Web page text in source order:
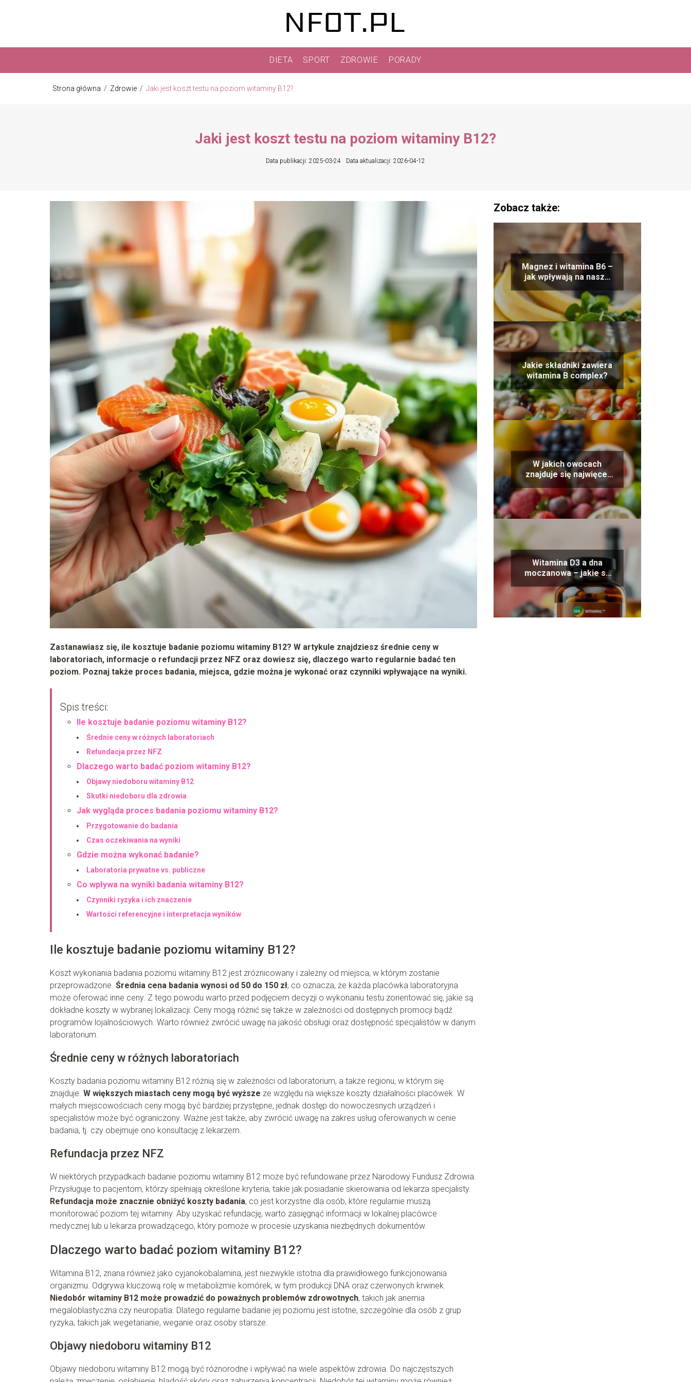
DIETA SPORT ZDROWIE PORADY
Strona główna / Zdrowie / Jaki jest koszt testu na poziom witaminy B12?
Jaki jest koszt testu na poziom witaminy B12?
Data publikacji: 2025-03-24 Data aktualizacji: 2026-04-12
Zastanawiasz się, ile kosztuje badanie poziomu witaminy B12? W artykule znajdziesz średnie ceny w
laboratoriach, informacje o refundacji przez NFZ oraz dowiesz się, dlaczego warto regularnie badać ten
poziom. Poznaj także proces badania, miejsca, gdzie można je wykonać oraz czynniki wpływające na wyniki.
Spis treści:
Ile kosztuje badanie poziomu witaminy B12?
Średnie ceny w różnych laboratoriach
Refundacja przez NFZ
Dlaczego warto badać poziom witaminy B12?
Objawy niedoboru witaminy B12
Skutki niedoboru dla zdrowia
Jak wygląda proces badania poziomu witaminy B12?
Przygotowanie do badania
Czas oczekiwania na wyniki
Gdzie można wykonać badanie?
Laboratoria prywatne vs. publiczne
Co wpływa na wyniki badania witaminy B12?
Czynniki ryzyka i ich znaczenie
Wartości referencyjne i interpretacja wyników
Ile kosztuje badanie poziomu witaminy B12?
Koszt wykonania badania poziomu witaminy B12 jest zróżnicowany i zależny od miejsca, w którym zostanie
przeprowadzone. Średnia cena badania wynosi od 50 do 150 zł, co oznacza, że każda placówka laboratoryjna
może oferować inne ceny. Z tego powodu warto przed podjęciem decyzji o wykonaniu testu zorientować się, jakie są
dokładne koszty w wybranej lokalizacji. Ceny mogą różnić się także w zależności od dostępnych promocji bądź
programów lojalnościowych. Warto również zwrócić uwagę na jakość obsługi oraz dostępność specjalistów w danym
laboratorium.
Średnie ceny w różnych laboratoriach
Koszty badania poziomu witaminy B12 różnią się w zależności od laboratorium, a także regionu, w którym się
znajduje. W większych miastach ceny mogą być wyższe ze względu na większe koszty działalności placówek. W
małych miejscowościach ceny mogą być bardziej przystępne, jednak dostęp do nowoczesnych urządzeń i
specjalistów może być ograniczony. Ważne jest także, aby zwrócić uwagę na zakres usług oferowanych w cenie
badania, tj. czy obejmuje ono konsultację z lekarzem.
Refundacja przez NFZ
W niektórych przypadkach badanie poziomu witaminy B12 może być refundowane przez Narodowy Fundusz Zdrowia.
Przysługuje to pacjentom, którzy spełniają określone kryteria, takie jak posiadanie skierowania od lekarza specjalisty.
Refundacja może znacznie obniżyć koszty badania, co jest korzystne dla osób, które regularnie muszą
monitorować poziom tej witaminy. Aby uzyskać refundację, warto zasięgnąć informacji w lokalnej placówce
medycznej lub u lekarza prowadzącego, który pomoże w procesie uzyskania niezbędnych dokumentów.
Dlaczego warto badać poziom witaminy B12?
Witamina B12, znana również jako cyjanokobalamina, jest niezwykle istotna dla prawidłowego funkcjonowania
organizmu. Odgrywa kluczową rolę w metabolizmie komórek, w tym produkcji DNA oraz czerwonych krwinek.
Niedobór witaminy B12 może prowadzić do poważnych problemów zdrowotnych, takich jak anemia
megaloblastyczna czy neuropatia. Dlatego regularne badanie jej poziomu jest istotne, szczególnie dla osób z grup
ryzyka, takich jak wegetarianie, weganie oraz osoby starsze.
Objawy niedoboru witaminy B12
Objawy niedoboru witaminy B12 mogą być różnorodne i wpływać na wiele aspektów zdrowia. Do najczęstszych
Zobacz także:
Magnez i witamina B6 –
jak wpływają na nasze
zdrowie?
Jakie składniki zawiera
witamina B complex?
W jakich owocach
znajduje się najwięcej
witaminy B12?
Witamina D3 a dna
moczanowa – jakie są
zależności?